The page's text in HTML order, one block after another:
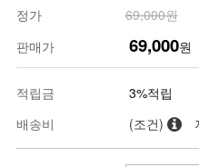
정가
69,000원
판매가
69,000원
적립금
3%적립
배송비
(조건)